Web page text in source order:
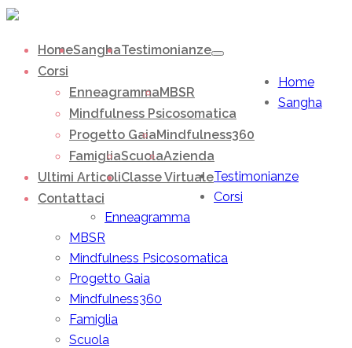
HomeSanghaTestimonianze
Corsi
EnneagrammaMBSR
Mindfulness Psicosomatica
Progetto GaiaMindfulness360
FamigliaScuolaAzienda
Ultimi ArticoliClasse Virtuale
Contattaci
Home
Sangha
Testimonianze
Corsi
Enneagramma
MBSR
Mindfulness Psicosomatica
Progetto Gaia
Mindfulness360
Famiglia
Scuola